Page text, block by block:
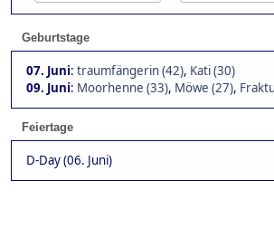
Geburtstage
07. Juni: traumfängerin (42), Kati (30)
09. Juni: Moorhenne (33), Möwe (27),
Feiertage
D-Day (06. Juni)